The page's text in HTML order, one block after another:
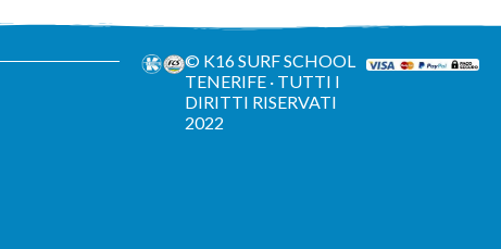
© K16 SURF SCHOOL
TENERIFE · TUTTI I
DIRITTI RISERVATI
2022